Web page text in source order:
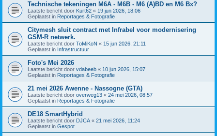
Technische tekeningen M6A - M6B - M6 (A)BD en M6 Bx?
Laatste bericht door Kurt62 « 19 jun 2026, 18:06
Geplaatst in Reportages & Fotografie
Citymesh sluit contract met Infrabel voor modernisering
GSM-R netwerk.
Laatste bericht door ToMiKoN « 15 jun 2026, 21:11
Geplaatst in Infrastructuur
Foto's Mei 2026
Laatste bericht door vdabeeb « 10 jun 2026, 15:07
Geplaatst in Reportages & Fotografie
21 mei 2026 Awenne - Nassogne (GTA)
Laatste bericht door overweg13 « 24 mei 2026, 08:57
Geplaatst in Reportages & Fotografie
DE18 SmartHybrid
Laatste bericht door DJCA « 21 mei 2026, 11:24
Geplaatst in Gespot